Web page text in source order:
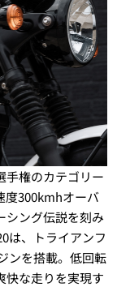
手権のカテゴリー
度300kmhオーバ
シング伝説を刻み
は、トライアンフ
ンを搭載。低回転
快な走りを実現す